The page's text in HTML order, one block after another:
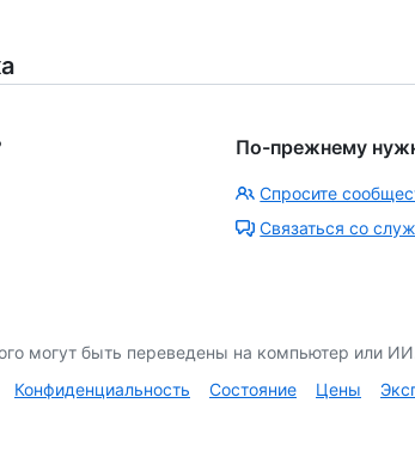
По-прежнему
Спросите
Связаться со
могут быть переведены на компьютер или
Конфиденциальность Состояние Цены